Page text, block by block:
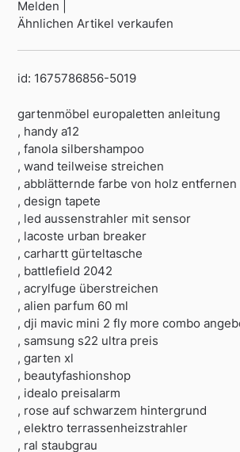
Melden |
Ähnlichen Artikel verkaufen
id: 1675786856-5019
gartenmöbel europaletten anleitung
, handy a12
, fanola silbershampoo
, wand teilweise streichen
, abblätternde farbe von holz entfernen
, design tapete
, led aussenstrahler mit sensor
, lacoste urban breaker
, carhartt gürteltasche
, battlefield 2042
, acrylfuge überstreichen
, alien parfum 60 ml
, dji mavic mini 2 fly more combo
, samsung s22 ultra preis
, garten xl
, beautyfashionshop
, idealo preisalarm
, rose auf schwarzem hintergrund
, elektro terrassenheizstrahler
, ral staubgrau